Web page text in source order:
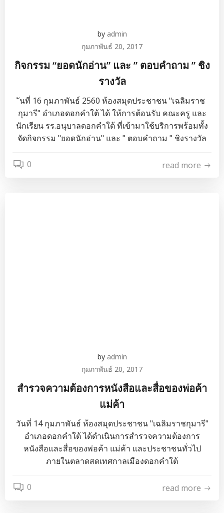
by admin
กุมภาพันธ์ 20, 2017
กิจกรรม “ยอดนักอ่าน” และ ” ตอบคำถาม ” ชิง
รางวัล
ันที่ 16 กุมภาพันธ์ 2560 ห้องสมุดประชาชน "เฉลิมราช
กุมารี" อำเภอดอกคำใต้ ได้ ให้การต้อนรับ คณะครู และ
นักเรียน รร.อนุบาลดอกคำใต้ ที่เข้ามาใช้บริการพร้อมทั้ง
จัดกิจกรรม "ยอดนักอ่าน" และ " ตอบคำถาม " ชิงรางวัล
0 read more
by admin
กุมภาพันธ์ 20, 2017
สำรวจความต้องการหนังสือและสื่อของพ่อค้า
แม่ค้า
วันที่ 14 กุมภาพันธ์ ห้องสมุดประชาชน "เฉลิมราชกุมารี"
อำเภอดอกคำใต้ ได้ดำเนินการสำรวจความต้องการ
หนังสือและสื่อของพ่อค้า แม่ค้า และประชาชนทั่วไป
ภายในตลาดสดเทศกาลเมืองดอกคำใต้
0 read more